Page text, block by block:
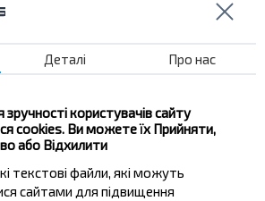
знижки та спеціальні
дешевше!
Підписатися
Деталі Про нас
користувачів сайту
cookies. Ви можете їх Прийняти,
або Відхилити
текстові файли, які можуть
сайтами для підвищення